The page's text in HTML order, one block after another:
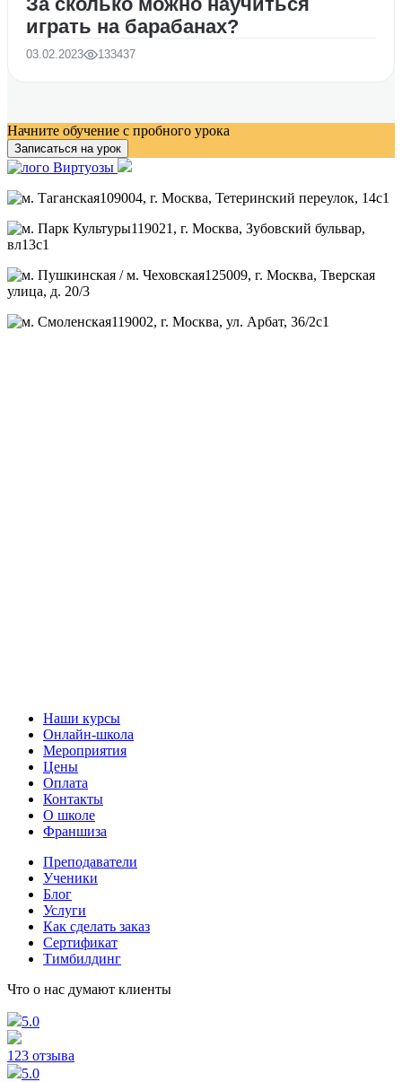
играть на барабанах?
03.02.2023 133437
Начните обучение с пробного урока
Записаться на урок
109004, г. Москва, Тетеринский переулок, 14с1
119021 , г. Москва, Зубовский бульвар,
вл13с1
125009, г. Москва, Тверская
улица, д. 20/3
119002, г. Москва, ул. Арбат, 36/2с1
Наши курсы
Онлайн-школа
Мероприятия
Цены
Оплата
Контакты
О школе
Франшиза
Преподаватели
Ученики
Блог
Услуги
Как сделать заказ
Сертификат
Тимбилдинг
Что о нас думают клиенты
5.0
123 отзыва
5.0